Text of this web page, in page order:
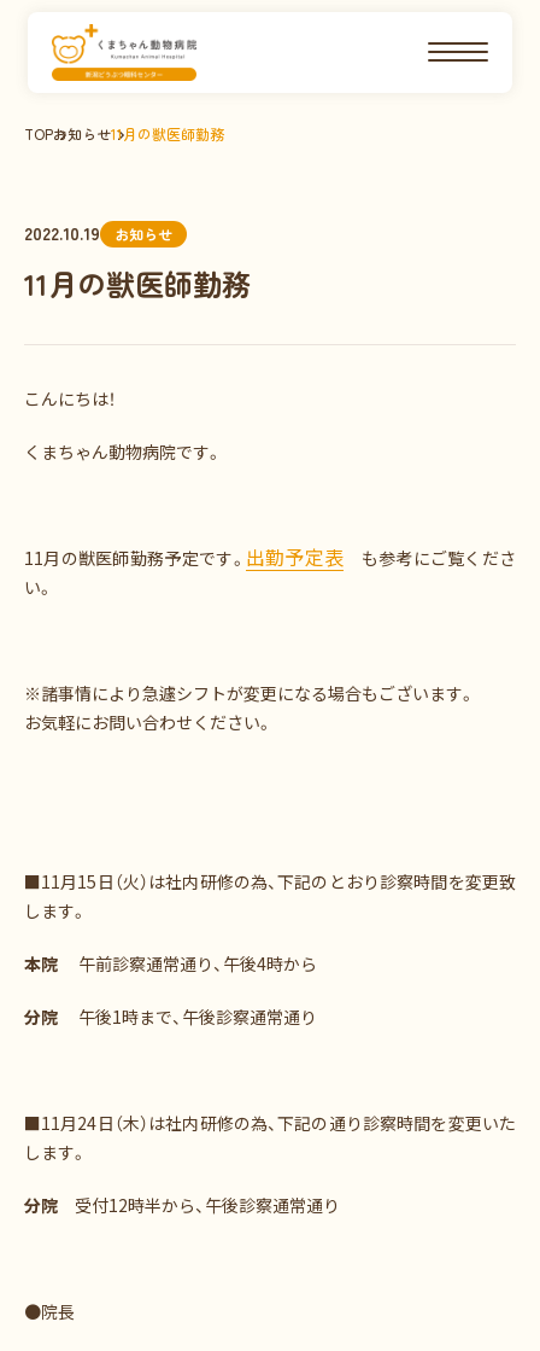
TOPお知らせ11月の獣医師勤務
2022.10.19 お知らせ
11月の獣医師勤務
こんにちは！
くまちゃん動物病院です。
11月の獣医師勤務予定です。 出勤予定表 も参考にご覧くださ
い。
※諸事情により急遽シフトが変更になる場合もございます。
お気軽にお問い合わせください。
■11月15日（火）は社内研修の為、下記のとおり診察時間を変更致
します。
本院 午前診察通常通り、午後4時から
分院 午後1時まで、午後診察通常通り
■11月24日（木）は社内研修の為、下記の通り診察時間を変更いた
します。
分院 受付12時半から、午後診察通常通り
●院長